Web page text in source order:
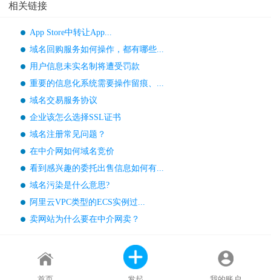
相关链接
App Store中转让App...
域名回购服务如何操作，都有哪些...
用户信息未实名制将遭受罚款
重要的信息化系统需要操作留痕、...
域名交易服务协议
企业该怎么选择SSL证书
域名注册常见问题？
在中介网如何域名竞价
看到感兴趣的委托出售信息如何有...
域名污染是什么意思?
阿里云VPC类型的ECS实例过...
卖网站为什么要在中介网卖？